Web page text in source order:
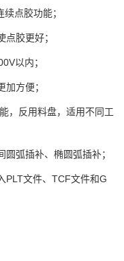
点胶功能；
胶更好；
以内；
方便；
，反用料盘，适用不同工
弧插补、椭圆弧插补；
PLT文件、TCF文件和G